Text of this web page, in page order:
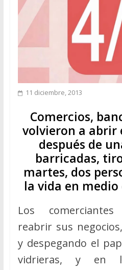
11 diciembre, 2013
Comercios,
volvieron a abrir
después de
barricadas,
martes, dos
la vida en medio
Los
reabrir sus
y despegando el
vidrieras, y en